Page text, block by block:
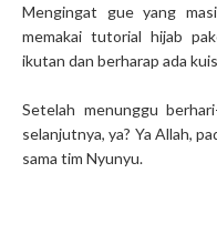
Mengingat gue yang
memakai tutorial hijab
ikutan dan berharap ada
Setelah menunggu
selanjutnya, ya? Ya Allah,
sama tim Nyunyu.